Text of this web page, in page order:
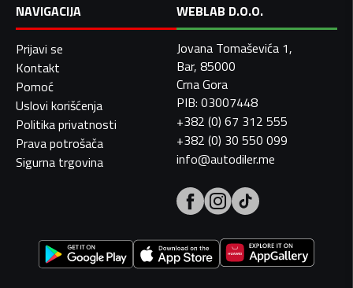
NAVIGACIJA
Prijavi se
Kontakt
Pomoć
Uslovi korišćenja
Politika privatnosti
Prava potrošača
Sigurna trgovina
WEBLAB D.O.O.
Jovana Tomaševića 1,
Bar, 85000
Crna Gora
PIB: 03007448
+382 (0) 67 312 555
+382 (0) 30 550 099
info@autodiler.me